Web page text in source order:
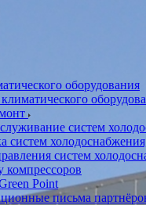
оборудования
систем
систем
систем
компрессоров
Point
письма